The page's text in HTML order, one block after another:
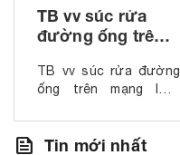
TB vv súc rửa
đường ống trên
01.2026)
TB vv súc rửa đường
ống trên mạng lưới
feed Tin mới nhất